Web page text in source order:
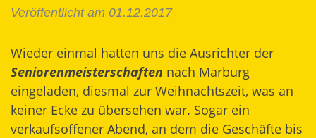
Veröffentlicht am 01.12.2017
Wieder einmal hatten uns die Ausrichter der
Seniorenmeisterschaften nach Marburg
eingeladen, diesmal zur Weihnachtszeit, was an
keiner Ecke zu übersehen war. Sogar ein
verkaufsoffener Abend, an dem die Geschäfte bis